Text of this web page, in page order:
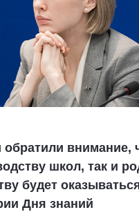
обратили внимание,
школ, так и
будет
Дня знаний